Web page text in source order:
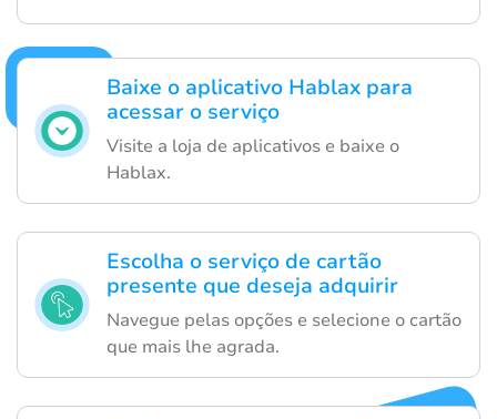
Baixe o aplicativo Hablax para
acessar o serviço
Visite a loja de aplicativos e baixe o
Hablax.
Escolha o serviço de cartão
presente que deseja adquirir
Navegue pelas opções e selecione o cartão
que mais lhe agrada.